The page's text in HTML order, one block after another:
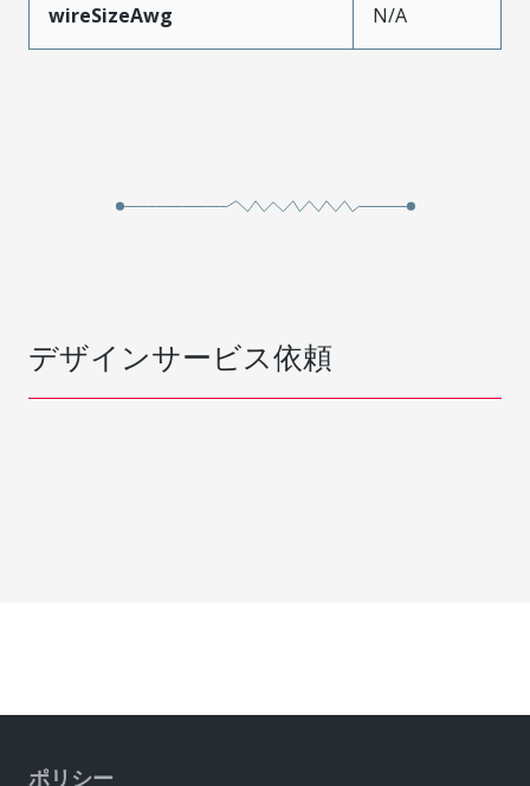
wireSizeAwg N/A
デザインサービス依頼
ポリシー